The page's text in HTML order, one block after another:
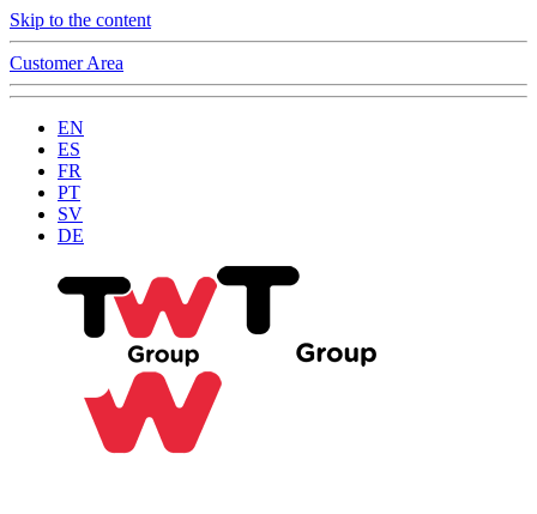
Skip to the content
Customer Area
EN
ES
FR
PT
SV
DE